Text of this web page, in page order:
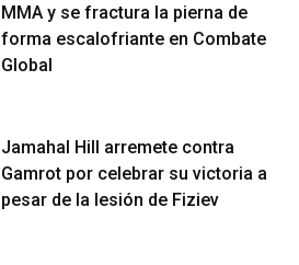
MMA y se fractura la pierna de
forma escalofriante en Combate
Global
Jamahal Hill arremete contra
Gamrot por celebrar su victoria a
pesar de la lesión de Fiziev